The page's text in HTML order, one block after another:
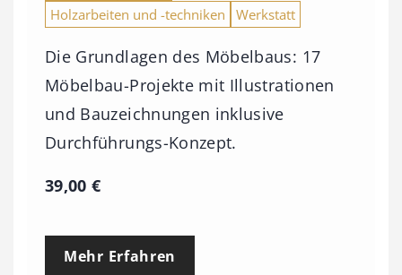
Holzarbeiten und -techniken
Werkstatt
Die Grundlagen des Möbelbaus: 17
Möbelbau-Projekte mit Illustrationen
und Bauzeichnungen inklusive
Durchführungs-Konzept.
39,00€
Mehr Erfahren